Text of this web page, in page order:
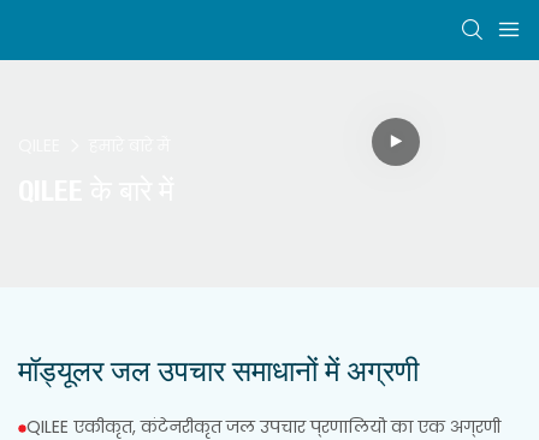
मॉड्यूलर जल उपचार समाधानों में अग्रणी
QILEE एकीकृत, कंटेनरीकृत जल उपचार प्रणालियों का एक अग्रणी